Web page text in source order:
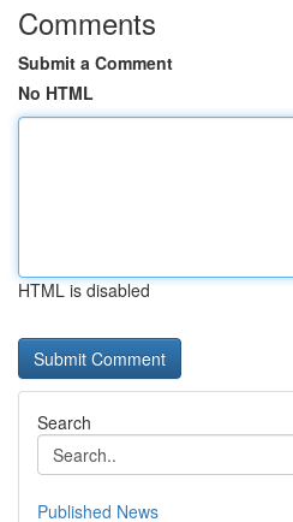
Comments
Submit a Comment
No HTML
HTML is disabled
Search
Published News